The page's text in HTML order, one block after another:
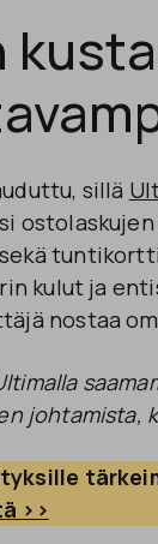
sillä
kulut ja
nostaa
johtamista,
>>